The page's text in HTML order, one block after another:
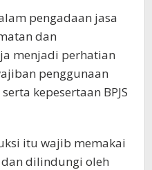
pengadaan jasa
dan
menjadi perhatian
penggunaan
kepesertaan BPJS
itu wajib memakai
dilindungi oleh